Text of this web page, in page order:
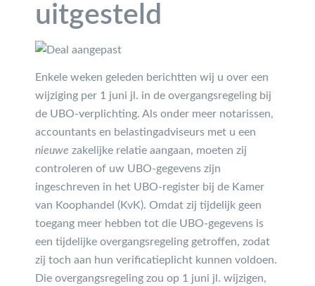
uitgesteld
Enkele weken geleden berichtten wij u over een
wijziging per 1 juni jl. in de overgangsregeling bij
de UBO-verplichting. Als onder meer notarissen,
accountants en belastingadviseurs met u een
nieuwe zakelijke relatie aangaan, moeten zij
controleren of uw UBO-gegevens zijn
ingeschreven in het UBO-register bij de Kamer
van Koophandel (KvK). Omdat zij tijdelijk geen
toegang meer hebben tot die UBO-gegevens is
een tijdelijke overgangsregeling getroffen, zodat
zij toch aan hun verificatieplicht kunnen voldoen.
Die overgangsregeling zou op 1 juni jl. wijzigen,